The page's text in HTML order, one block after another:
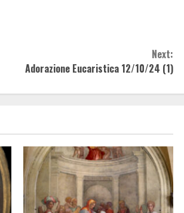
Next:
Adorazione Eucaristica 12/10/24 (1)